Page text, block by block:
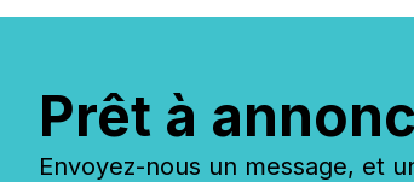
Prêt à
Envoyez-nous un message, et